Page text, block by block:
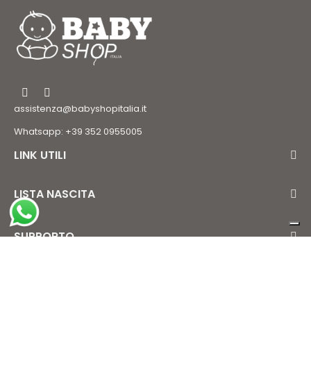
assistenza@babyshopitalia.it
Whatsapp: +39 352 0955005
LINK UTILI
LISTA NASCITA
SUPPORTO